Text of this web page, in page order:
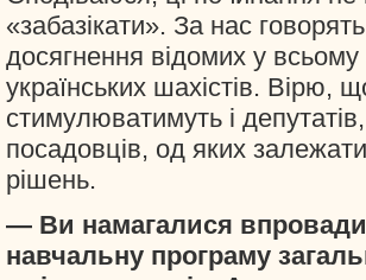
«забазікати». За нас
досягнення відомих у всьому
українських шахістів. Вірю,
стимулюватимуть і депутатів,
посадовців, од яких
рішень.
— Ви намагалися
навчальну програму